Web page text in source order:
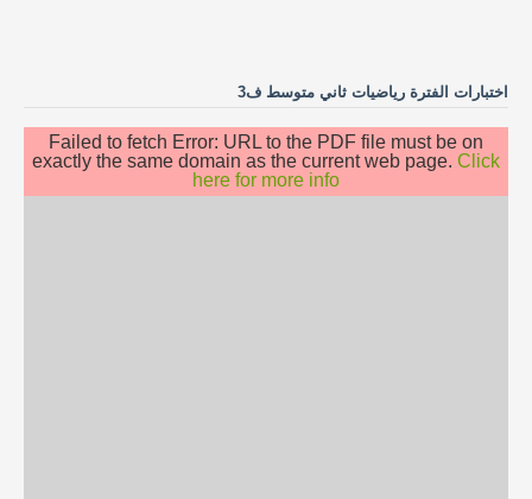
اختبارات الفترة رياضيات ثاني متوسط ف3
Failed to fetch Error: URL to the PDF file must be on
exactly the same domain as the current web page. Click
here for more info